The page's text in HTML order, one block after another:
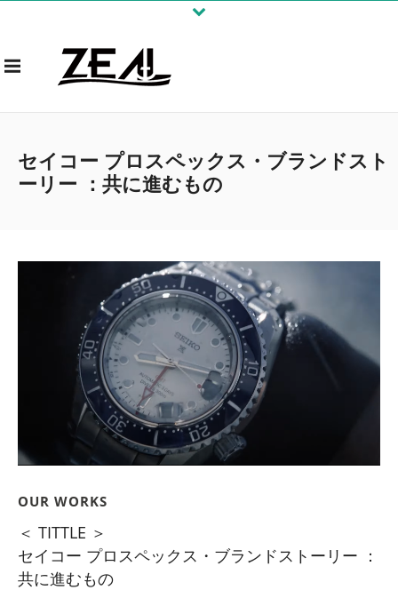
セイコー プロスペックス・ブランドスト
ーリー ：共に進むもの
OUR WORKS
＜ TITTLE ＞
セイコー プロスペックス・ブランドストーリー ：
共に進むもの